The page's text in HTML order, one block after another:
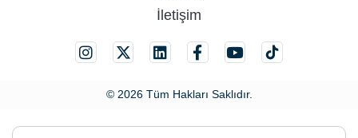
İletişim
© 2026 Tüm Hakları Saklıdır.